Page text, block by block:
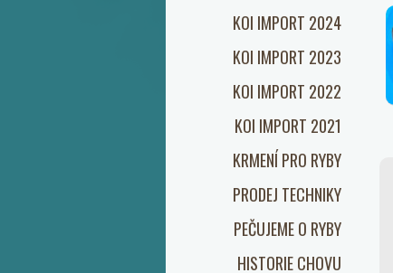
KOI IMPORT 2024
KOI IMPORT 2023
KOI IMPORT 2022
KOI IMPORT 2021
KRMENÍ PRO RYBY
PRODEJ TECHNIKY
PEČUJEME O RYBY
HISTORIE CHOVU